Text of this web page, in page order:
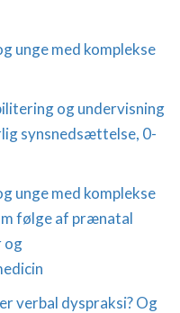
unge med komplekse
og undervisning
synsnedsættelse, 0-
unge med komplekse
følge af prænatal
og
verbal dyspraksi? Og